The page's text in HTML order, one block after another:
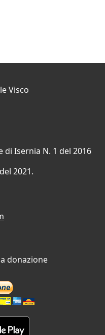
Visco
di Isernia N. 1 del 2016
2021.
donazione